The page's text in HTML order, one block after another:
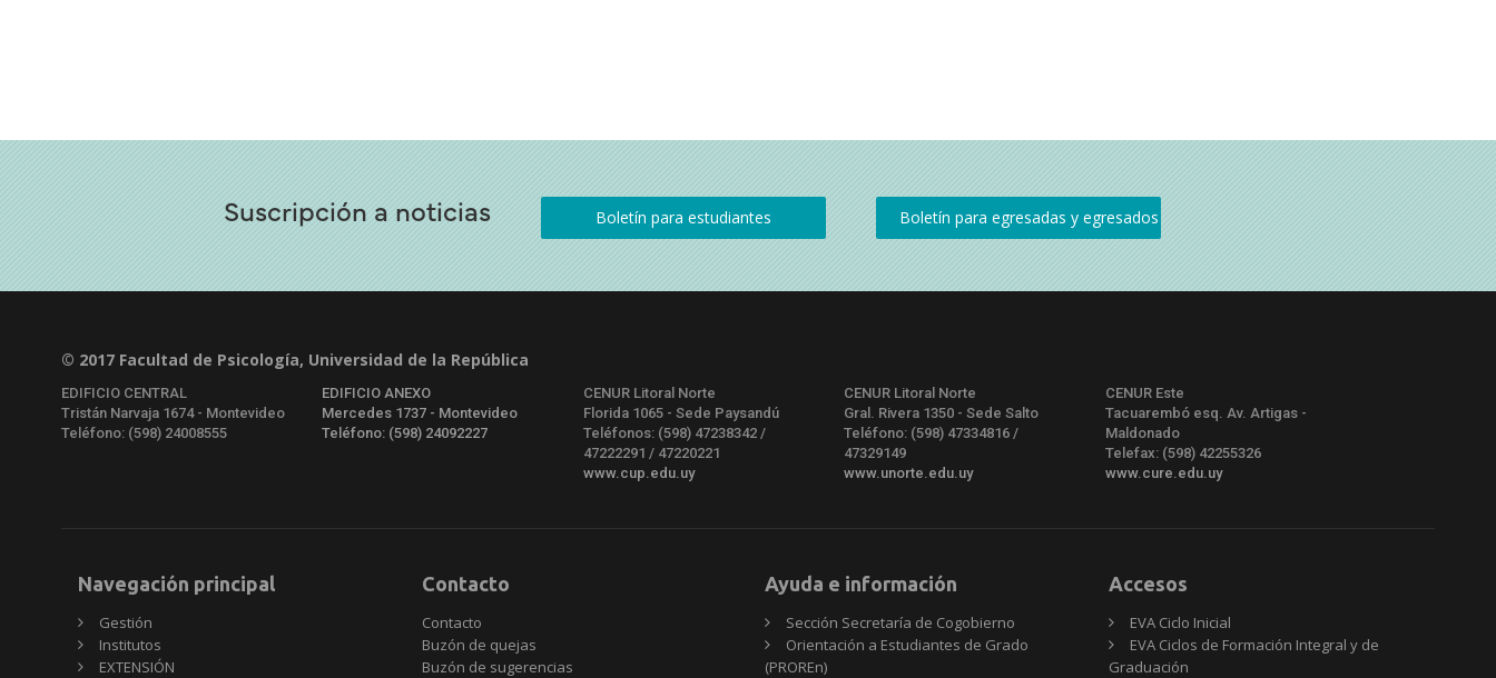
Suscripción a noticias
© 2017 Facultad de Psicología, Universidad de la República
EDIFICIO CENTRAL
Tristán Narvaja 1674 - Montevideo
Teléfono: (598) 24008555
EDIFICIO ANEXO
Mercedes 1737 - Montevideo
Teléfono: (598) 24092227
CENUR Litoral Norte
Florida 1065 - Sede Paysandú
Teléfonos: (598) 47238342 /
47222291 / 47220221
www.cup.edu.uy
CENUR Litoral Norte
Gral. Rivera 1350 - Sede Salto
Teléfono: (598) 47334816 /
47329149
www.unorte.edu.uy
CENUR Este
Tacuarembó esq. Av. Artigas -
Maldonado
Telefax: (598) 42255326
www.cure.edu.uy
Navegación principal
Gestión
Institutos
EXTENSIÓN
Contacto
Contacto
Buzón de quejas
Buzón de sugerencias
Ayuda e información
Sección Secretaría de Cogobierno
Orientación a Estudiantes de Grado
(PROREn)
Accesos
EVA Ciclo Inicial
EVA Ciclos de Formación Integral y de
Graduación